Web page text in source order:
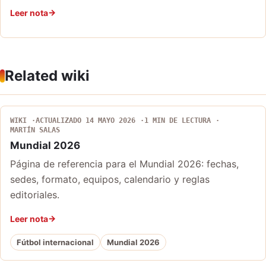
Leer nota
Related wiki
WIKI ACTUALIZADO 14 MAYO 2026
1 MIN DE LECTURA
MARTÍN SALAS
Mundial 2026
Página de referencia para el Mundial 2026: fechas,
sedes, formato, equipos, calendario y reglas
editoriales.
Leer nota
Fútbol internacional Mundial 2026